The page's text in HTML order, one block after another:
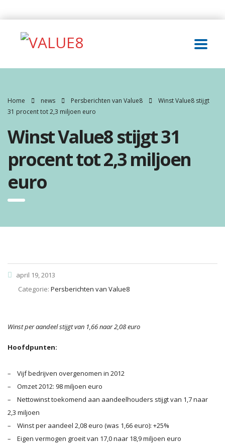
Home news Persberichten van Value8
Winst Value8 stijgt
31 procent tot 2,3 miljoen euro
Winst Value8 stijgt 31
procent tot 2,3 miljoen
euro
april 19, 2013
Categorie: Persberichten van Value8
Winst per aandeel stijgt van 1,66 naar 2,08 euro
Hoofdpunten:
– Vijf bedrijven overgenomen in 2012
– Omzet 2012: 98 miljoen euro
– Nettowinst toekomend aan aandeelhouders stijgt van 1,7 naar
2,3 miljoen
– Winst per aandeel 2,08 euro (was 1,66 euro): +25%
– Eigen vermogen groeit van 17,0 naar 18,9 miljoen euro